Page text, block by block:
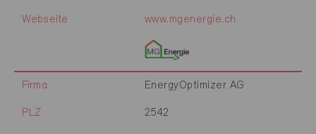
Webseite www.mgenergie.ch
Firma EnergyOptimizer AG
PLZ 2542